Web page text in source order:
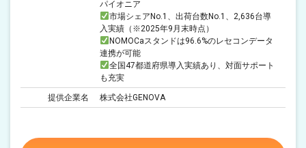
パイオニア
市場シェアNo.1、出荷台数No.1、2,636台導
入実績（※2025年9月末時点）
NOMOCaスタンドは96.6%のレセコンデータ
連携が可能
全国47都道府県導入実績あり、対面サポート
も充実
提供企業名 株式会社GENOVA